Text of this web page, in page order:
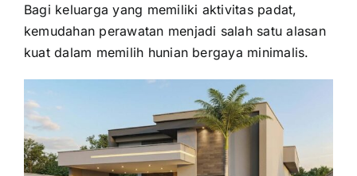
Bagi keluarga yang memiliki aktivitas padat,
kemudahan perawatan menjadi salah satu alasan
kuat dalam memilih hunian bergaya minimalis.